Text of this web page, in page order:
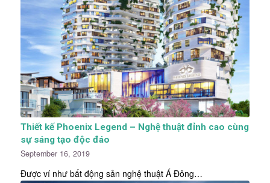
Thiết kế Phoenix Legend – Nghệ thuật đỉnh cao cùng
sự sáng tạo độc đáo
September 16, 2019
Được ví như bất động sản nghệ thuật Á Đông…